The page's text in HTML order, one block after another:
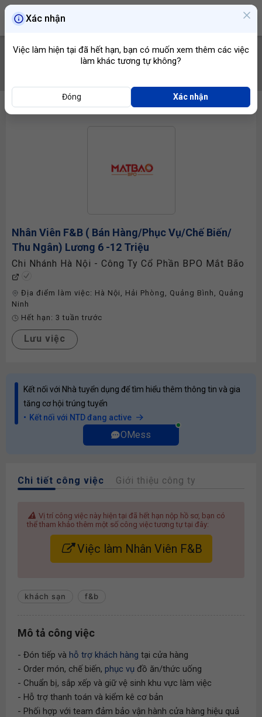
Nhân Viên F&B ( Bán Hàng/Phục Vụ/Chế Biến/
Thu Ngân) Lương 6 -12 Triệu
Chi Nhánh Hà Nội - Công Ty Cổ Phần BPO Mắt Bão
Địa điểm làm việc: Hà Nội , Hải Phòng , Quảng Bình , Quảng
Ninh
Hết hạn: 3 tuần trước
Lưu việc
Kết nối với Nhà tuyển dụng để tìm hiểu thêm thông tin và gia
tăng cơ hội trúng tuyển
Kết nối với NTD đang active
OMess
Chi tiết công việc Giới thiệu công ty
Vị trí công việc này hiện tại đã hết hạn nộp hồ sơ, bạn có
thể tham khảo thêm một số công việc tương tự tại đây:
Việc làm Nhân Viên F&B
khách sạn f&b
Mô tả công việc
- Đón tiếp và hỗ trợ khách hàng tại cửa hàng
- Order món, chế biến, phục vụ đồ ăn/thức uống
- Chuẩn bị, sắp xếp và giữ vệ sinh khu vực làm việc
- Hỗ trợ thanh toán và kiểm kê cơ bản
- Phối hợp với team đảm bảo vận hành cửa hàng hiệu quả
Xác nhận
Việc làm hiện tại đã hết hạn, bạn có muốn xem thêm các việc
làm khác tương tự không?
Đóng Xác nhận